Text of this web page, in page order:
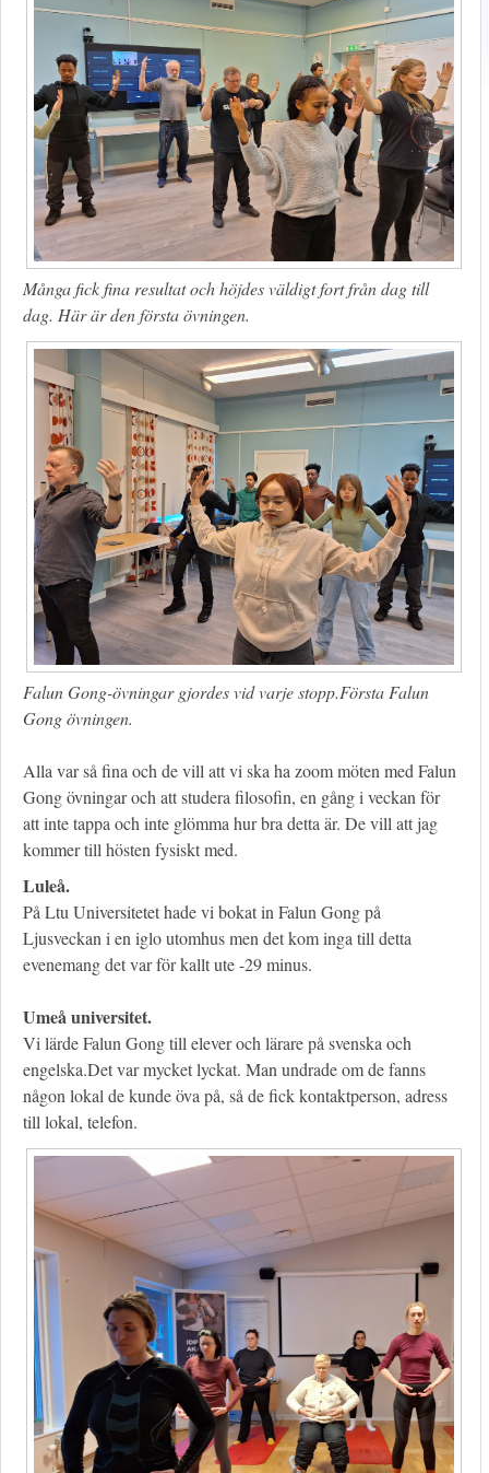
Många fick fina resultat och höjdes väldigt fort från dag till
dag. Här är den första övningen.
Falun Gong-övningar gjordes vid varje stopp.Första Falun
Gong övningen.
Alla var så fina och de vill att vi ska ha zoom möten med Falun
Gong övningar och att studera filosofin, en gång i veckan för
att inte tappa och inte glömma hur bra detta är. De vill att jag
kommer till hösten fysiskt med.
Luleå.
På Ltu Universitetet hade vi bokat in Falun Gong på
Ljusveckan i en iglo utomhus men det kom inga till detta
evenemang det var för kallt ute -29 minus.
Umeå universitet.
Vi lärde Falun Gong till elever och lärare på svenska och
engelska.Det var mycket lyckat. Man undrade om de fanns
någon lokal de kunde öva på, så de fick kontaktperson, adress
till lokal, telefon.